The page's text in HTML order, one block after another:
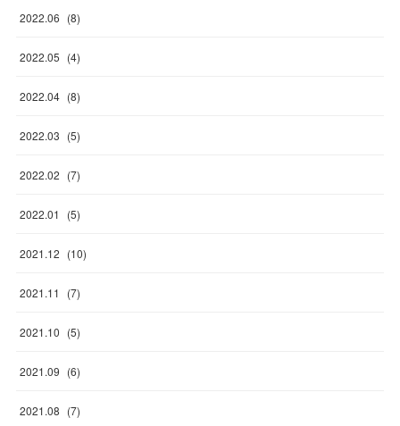
2022.06 (8)
2022.05 (4)
2022.04 (8)
2022.03 (5)
2022.02 (7)
2022.01 (5)
2021.12 (10)
2021.11 (7)
2021.10 (5)
2021.09 (6)
2021.08 (7)